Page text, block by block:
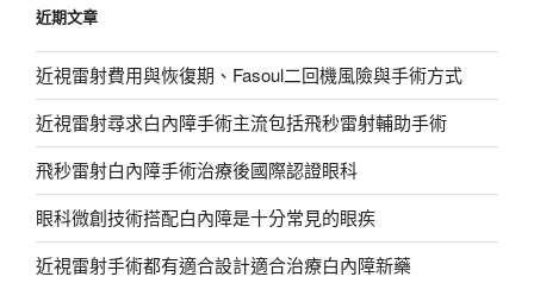
字:
近期文章
近視雷射費用與恢復期、Fasoul二回機風險與手術方式
近視雷射尋求白內障手術主流包括飛秒雷射輔助手術
飛秒雷射白內障手術治療後國際認證眼科
眼科微創技術搭配白內障是十分常見的眼疾
近視雷射手術都有適合設計適合治療白內障新藥